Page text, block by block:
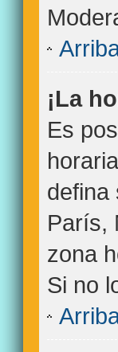
¡La
Es
defina
París,
zona
Si no